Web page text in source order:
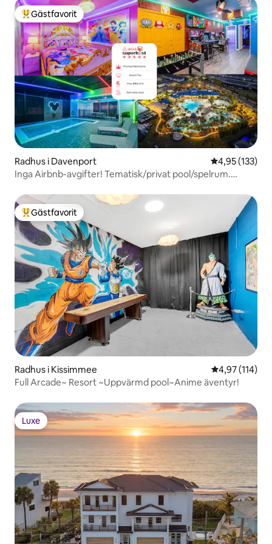
Populär gästfavorit
Gästfavorit
Radhus i Davenport 4,95 av 5 i
4,95 (133)
Inga Airbnb-avgifter! Tematisk/privat pool/spelrum.
Populär gästfavorit
Gästfavorit
Radhus i Kissimmee 4,97 av 5 i
4,97 (114)
Full Arcade~ Resort ~Uppvärmd pool~Anime äventyr!
Luxe
Luxe